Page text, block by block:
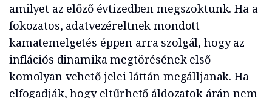
amilyet az előző évtizedben megszoktunk. Ha a
fokozatos, adatvezéreltnek mondott
kamatemelgetés éppen arra szolgál, hogy az
inflációs dinamika megtörésének első
komolyan vehető jelei láttán megálljanak. Ha
elfogadják, hogy eltűrhető áldozatok árán nem